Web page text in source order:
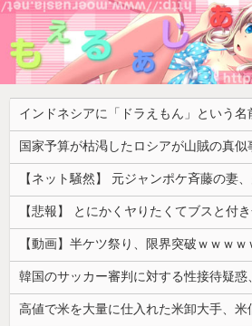
【動画】半ケツ祭り、限界突破ｗｗｗ